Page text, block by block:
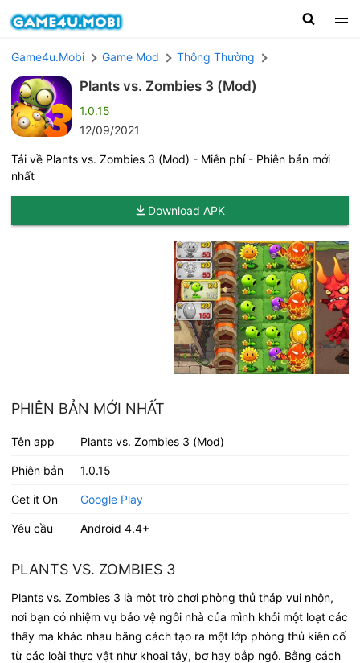
Game4u.Mobi Game Mod Thông Thường
Plants vs. Zombies 3 (Mod)
1.0.15
12/09/2021
Tải về Plants vs. Zombies 3 (Mod) - Miễn phí - Phiên bản mới
nhất
Download APK
PHIÊN BẢN MỚI NHẤT
Tên app Plants vs. Zombies 3 (Mod)
Phiên bản 1.0.15
Get it On Google Play
Yêu cầu Android 4.4+
PLANTS VS. ZOMBIES 3
Plants vs. Zombies 3 là một trò chơi phòng thủ tháp vui nhộn,
nơi bạn có nhiệm vụ bảo vệ ngôi nhà của mình khỏi một loạt các
thây ma khác nhau bằng cách tạo ra một lớp phòng thủ kiên cố
từ các loài thực vật như khoai tây, bơ hay bắp ngô. Bằng cách